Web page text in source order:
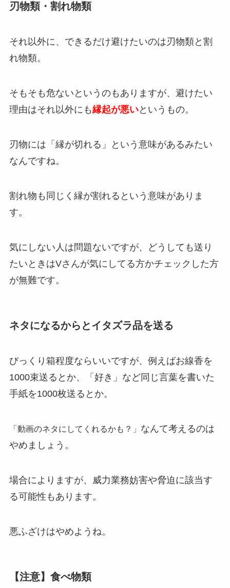
刃物類・割れ物類
それ以外に、できるだけ避けたいのは刃物類と割
れ物類。
そもそも危ないというのもありますが、避けたい
理由はそれ以外にも縁起が悪いというもの。
刃物には「縁が切れる」という意味があるみたい
なんですね。
割れ物も同じく縁が割れるという意味がありま
す。
気にしない人は問題ないですが、どうしても送り
たいときはVさんが気にしてる方かチェックした方
が無難です。
ネタになるからとイタズラ品を送る
びっくり箱程度ならいいですが、例えばお線香を
1000束送るとか、「好き」など同じ言葉を書いた
手紙を1000枚送るとか。
「動画のネタにしてくれるかも？」 なんて考えるのは
やめましょう。
場合によりますが、威力業務妨害や脅迫に該当す
る可能性 もあります。
悪ふざけはやめようね。
【注意】食べ物類